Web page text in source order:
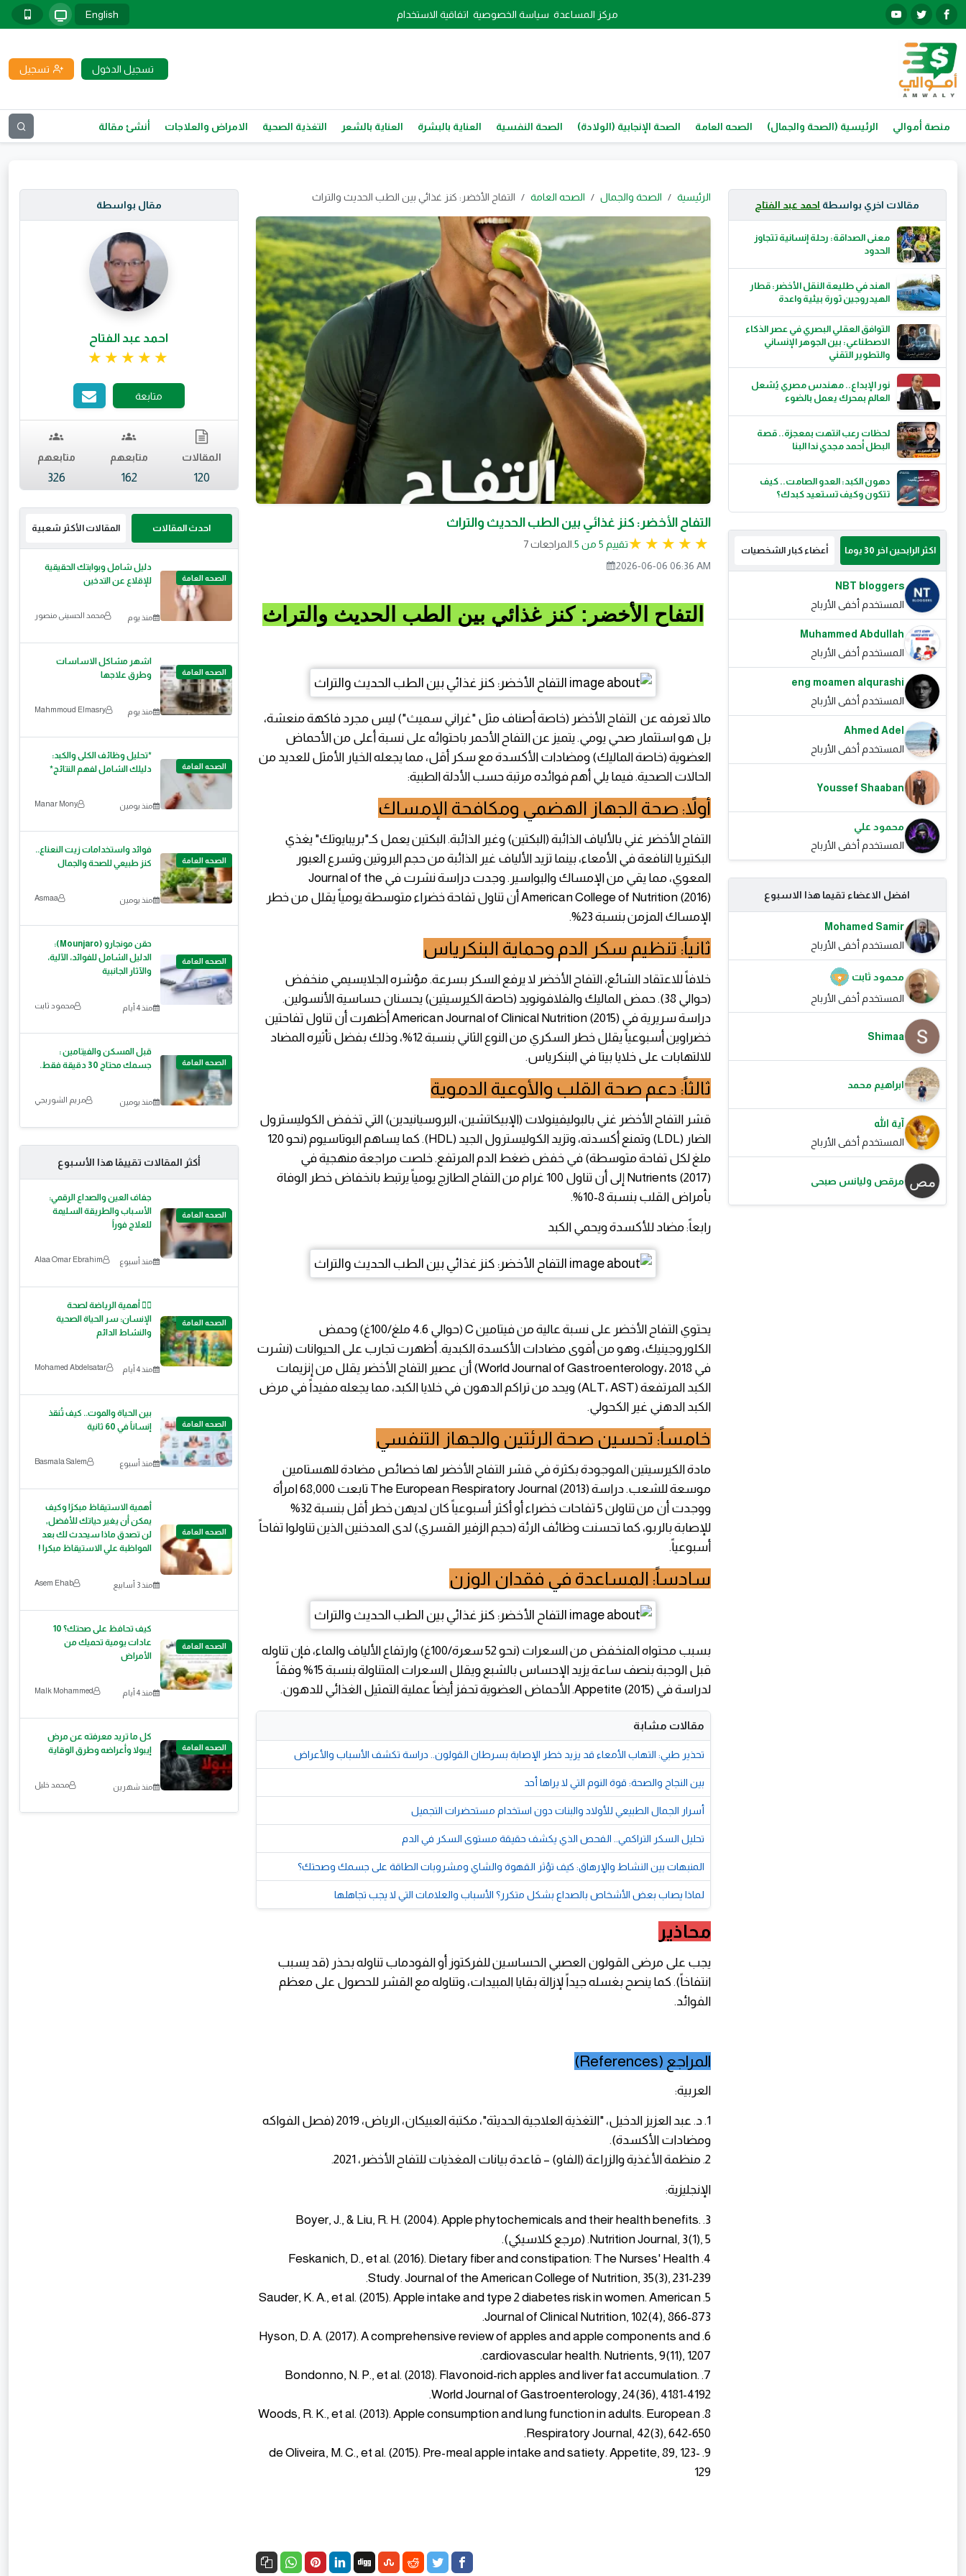
مركز المساعدة سياسة الخصوصية اتفاقية الاستخدام English
تسجيل الدخول تسجيل
منصة أموالي الرئيسية (الصحة والجمال) الصحه العامة الصحة الإنجابية (الولادة) الصحة النفسية العناية بالبشرة العناية بالشعر التغذية الصحية الامراض والعلاجات أنشئ مقالة
مقالات اخري بواسطة احمد عبد الفتاح
معنى الصداقة: رحلة إنسانية تتجاوز
الحدود
الهند في طليعة النقل الأخضر: قطار
الهيدروجين ثورة بيئية واعدة
التوافق العقلي البصري في عصر الذكاء
الاصطناعي: بين الجوهر الإنساني
والتطوير التقني
نور الإبداع.. مهندس مصري يُشعل
العالم بمحرك يعمل بالضوء
لحظات رعب انتهت بمعجزة.. قصة
البطل أحمد مجدي ندا البنا
دهون الكبد: العدو الصامت.. كيف
تتكون وكيف تستعيد كبدك؟
اكثر الرابحين اخر 30 يوما أعضاء كبار الشخصيات
NBT bloggers
المستخدم أخفى الأرباح
Muhammed Abdullah
المستخدم أخفى الأرباح
eng moamen alqurashi
المستخدم أخفى الأرباح
Ahmed Adel
المستخدم أخفى الأرباح
Youssef Shaaban
محمود علي
المستخدم أخفى الأرباح
افضل الاعضاء تقيما هذا الاسبوع
Mohamed Samir
المستخدم أخفى الأرباح
محمود ثابت
المستخدم أخفى الأرباح
Shimaa
ابراهيم محمد
آية الله
المستخدم أخفى الأرباح
مرقص وليانس صبحى
الرئيسية الصحة والجمال الصحه العامة التفاح الأخضر: كنز غذائي بين الطب الحديث والتراث
التفاح الأخضر: كنز غذائي بين الطب الحديث والتراث
تقييم 5 من 5.
7 المراجعات
2026-06-06 06:36 AM
التفاح الأخضر: كنز غذائي بين الطب الحديث والتراث
مالا تعرفه عن التفاح الأخضر (خاصة أصناف مثل "غراني سميث") ليس مجرد فاكهة منعشة،
بل هو استثمار صحي يومي. يتميز عن التفاح الأحمر باحتوائه على نسبة أعلى من الأحماض
العضوية (خاصة الماليك) ومضادات الأكسدة مع سكر أقل، مما يجعله الخيار الأمثل للعديد من
الحالات الصحية. فيما يلي أهم فوائده مرتبة حسب الأدلة الطبية:
أولاً: صحة الجهاز الهضمي ومكافحة الإمساك
التفاح الأخضر غني بالألياف الذائبة (البكتين) وغير الذائبة. البكتين يعمل كـ"بريبايوتك" يغذي
البكتيريا النافعة في الأمعاء، بينما تزيد الألياف غير الذائبة من حجم البروتين وتسرع العبور
المعوي، مما يقي من الإمساك والبواسير. وجدت دراسة نشرت في Journal of the
American College of Nutrition (2016) أن تناول تفاحة خضراء متوسطة يومياً يقلل من خطر
الإمساك المزمن بنسبة 23%.
ثانياً: تنظيم سكر الدم وحماية البنكرياس
خلافاً للاعتقاد الشائع، التفاح الأخضر لا يرفع السكر بسرعة. مؤشره الجلايسيمي منخفض
(حوالي 38). حمض الماليك والفلافونويد (خاصة الكيرسيتين) يحسنان حساسية الأنسولين.
دراسة سريرية في American Journal of Clinical Nutrition (2015) أظهرت أن تناول تفاحتين
خضراوين أسبوعياً يقلل خطر السكري من النوع الثاني بنسبة 12%، وذلك بفضل تأثيره المضاد
للالتهابات على خلايا بيتا في البنكرياس.
ثالثاً: دعم صحة القلب والأوعية الدموية
قشر التفاح الأخضر غني بالبوليفينولات (الإبيكاتشين، البروسيانيدين) التي تخفض الكوليسترول
الضار (LDL) وتمنع أكسدته، وتزيد الكوليسترول الجيد (HDL). كما يساهم البوتاسيوم (نحو 120
ملغ لكل تفاحة متوسطة) في خفض ضغط الدم المرتفع. خلصت مراجعة منهجية في
Nutrients (2017) إلى أن تناول 100 غرام من التفاح الطازج يومياً يرتبط بانخفاض خطر الوفاة
بأمراض القلب بنسبة 8-10%.
رابعاً: مضاد للأكسدة ويحمي الكبد
يحتوي التفاح الأخضر على نسبة عالية من فيتامين C (حوالي 4.6 ملغ/100غ) وحمض
الكلوروجينيك، وهو من أقوى مضادات الأكسدة الكبدية. أظهرت تجارب على الحيوانات (نشرت
في World Journal of Gastroenterology، 2018) أن عصير التفاح الأخضر يقلل من إنزيمات
الكبد المرتفعة (ALT، AST) ويحد من تراكم الدهون في خلايا الكبد، مما يجعله مفيداً في مرض
الكبد الدهني غير الكحولي.
خامساً: تحسين صحة الرئتين والجهاز التنفسي
مادة الكيرسيتين الموجودة بكثرة في قشر التفاح الأخضر لها خصائص مضادة للهستامين
موسعة للشعب. دراسة The European Respiratory Journal (2013) تابعت 68,000 امرأة
ووجدت أن من تناولن 5 تفاحات خضراء أو أكثر أسبوعياً كان لديهن خطر أقل بنسبة 32%
للإصابة بالربو، كما تحسنت وظائف الرئة (حجم الزفير القسري) لدى المدخنين الذين تناولوا تفاحاً
أسبوعياً.
سادساً: المساعدة في فقدان الوزن
بسبب محتواه المنخفض من السعرات (نحو 52 سعرة/100غ) وارتفاع الألياف والماء، فإن تناوله
قبل الوجبة بنصف ساعة يزيد الإحساس بالشبع ويقلل السعرات المتناولة بنسبة 15% وفقاً
لدراسة في Appetite (2015). الأحماض العضوية تحفز أيضاً عملية التمثيل الغذائي للدهون.
مقالات مشابة
تحذير طبي: التهاب الأمعاء قد يزيد خطر الإصابة بسرطان القولون.. دراسة تكشف الأسباب والأعراض
بين النجاح والصحة: قوة النوم التي لا يراها أحد
أسرار الجمال الطبيعي للأولاد والبنات دون استخدام مستحضرات التجميل
تحليل السكر التراكمي.. الفحص الذي يكشف حقيقة مستوى السكر في الدم
المنبهات بين النشاط والإرهاق: كيف تؤثر القهوة والشاي ومشروبات الطاقة على جسمك وصحتك؟
لماذا يصاب بعض الأشخاص بالصداع بشكل متكرر؟ الأسباب والعلامات التي لا يجب تجاهلها
محاذير
يجب على مرضى القولون العصبي الحساسين للفركتوز أو الفودماب تناوله بحذر (قد يسبب
انتفاخاً). كما ينصح بغسله جيداً لإزالة بقايا المبيدات، وتناوله مع القشر للحصول على معظم
الفوائد.
المراجع (References)
العربية:
1. د. عبد العزيز الدخيل، "التغذية العلاجية الحديثة"، مكتبة العبيكان، الرياض، 2019 (فصل الفواكه
ومضادات الأكسدة).
2. منظمة الأغذية والزراعة (الفاو) – قاعدة بيانات المغذيات للتفاح الأخضر، 2021.
الإنجليزية:
3. Boyer, J., & Liu, R. H. (2004). Apple phytochemicals and their health benefits.
Nutrition Journal, 3(1), 5. (مرجع كلاسيكي).
4. Feskanich, D., et al. (2016). Dietary fiber and constipation: The Nurses' Health
Study. Journal of the American College of Nutrition, 35(3), 231-239.
5. Sauder, K. A., et al. (2015). Apple intake and type 2 diabetes risk in women. American
Journal of Clinical Nutrition, 102(4), 866-873.
6. Hyson, D. A. (2017). A comprehensive review of apples and apple components and
cardiovascular health. Nutrients, 9(11), 1207.
7. Bondonno, N. P., et al. (2018). Flavonoid-rich apples and liver fat accumulation.
World Journal of Gastroenterology, 24(36), 4181-4192.
8. Woods, R. K., et al. (2013). Apple consumption and lung function in adults. European
Respiratory Journal, 42(3), 642-650.
9. de Oliveira, M. C., et al. (2015). Pre-meal apple intake and satiety. Appetite, 89, 123-
129
مقال بواسطة
احمد عبد الفتاح
تقييم 4.99 من 5.
متابعة
المقالات
120
متابعهم
162
متابعهم
326
احدث المقالات المقالات الأكثر شعبية
الصحه العامة
دليل شامل وبوابتك الحقيقية
للإقلاع عن التدخين
منذ يوم محمد الحسينى منصور
الصحه العامة
اشهر مشاكل الاساسات
وطرق علاجها
منذ يوم Mahmmoud Elmasry
الصحه العامة
*تحليل وظائف الكلى والكبد:
دليلك الشامل لفهم النتائج*
منذ يومين Manar Mony
الصحه العامة
فوائد واستخدامات زيت النعناع..
كنز طبيعي للصحة والجمال
منذ يومين Asmaa
الصحه العامة
حقن مونجارو (Mounjaro):
الدليل الشامل للفوائد، الآلية،
والآثار الجانبية
منذ 4 أيام محمود ثابت
الصحه العامة
قبل المسكن والفيتامين :
جسمك محتاج 30 دقيقة فقط.
منذ يومين مريم الشوربجي
أكثر المقالات تقييمًا هذا الأسبوع
الصحه العامة
جفاف العين والصداع الرقمي:
الأسباب والطريقة السليمة
للعلاج فوراً
منذ أسبوع Alaa Omar Ebrahim
الصحه العامة
🏃‍♂️ أهمية الرياضة لصحة
الإنسان: سر الحياة الصحية
والنشاط الدائم
منذ 4 أيام Mohamed Abdelsatar
الصحه العامة
بين الحياة والموت.. كيف تُنقذ
إنساناً في 60 ثانية
منذ أسبوع Basmala Salem
الصحه العامة
أهمية الاستيقاظ مبكرًا وكيف
يمكن أن يغير حياتك للأفضل,
لن تصدق ماذا سيحدث لك بعد
المواظبة علي الاستيقاظ مبكرا !
منذ 3 أسابيع Asem Ehab
الصحه العامة
كيف تحافظ على صحتك؟ 10
عادات يومية تحميك من
الأمراض
منذ 4 أيام Malk Mohammed
الصحه العامة
كل ما تريد معرفته عن مرض
إيبولا وأعراضه وطرق الوقاية
منذ شهرين محمد خليل